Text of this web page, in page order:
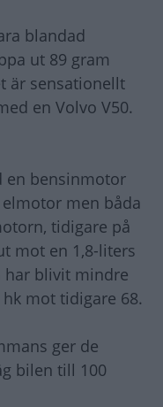
blandad
ut 89 gram
är sensationellt
en Volvo V50.
en bensinmotor
men båda
tidigare på
mot en 1,8-liters
har blivit mindre
mot tidigare 68.
ger de
bilen till 100